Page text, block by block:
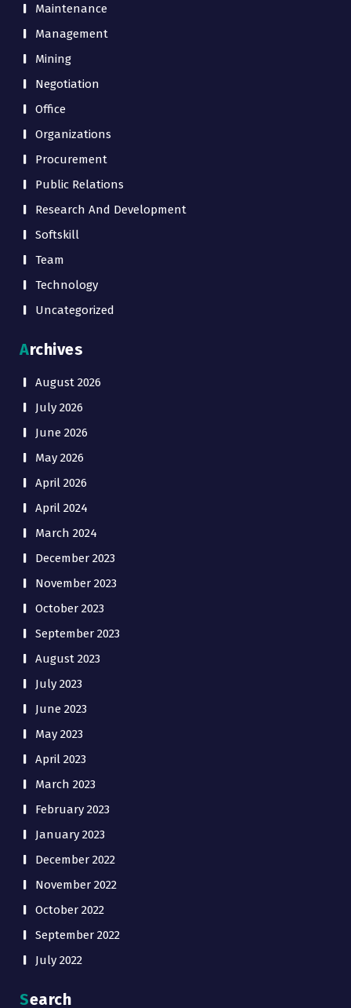
Maintenance
Management
Mining
Negotiation
Office
Organizations
Procurement
Public Relations
Research And Development
Softskill
Team
Technology
Uncategorized
Archives
August 2026
July 2026
June 2026
May 2026
April 2026
April 2024
March 2024
December 2023
November 2023
October 2023
September 2023
August 2023
July 2023
June 2023
May 2023
April 2023
March 2023
February 2023
January 2023
December 2022
November 2022
October 2022
September 2022
July 2022
Search